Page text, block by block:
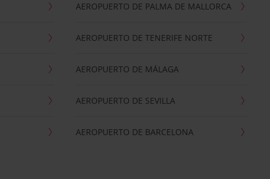
AEROPUERTO DE PALMA DE MALLORCA
AEROPUERTO DE TENERIFE NORTE
AEROPUERTO DE MÁLAGA
AEROPUERTO DE SEVILLA
AEROPUERTO DE BARCELONA